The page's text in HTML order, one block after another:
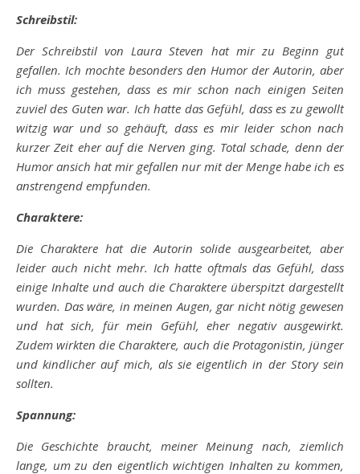
Schreibstil:
Der Schreibstil von Laura Steven hat mir zu Beginn gut
gefallen. Ich mochte besonders den Humor der Autorin, aber
ich muss gestehen, dass es mir schon nach einigen Seiten
zuviel des Guten war. Ich hatte das Gefühl, dass es zu gewollt
witzig war und so gehäuft, dass es mir leider schon nach
kurzer Zeit eher auf die Nerven ging. Total schade, denn der
Humor ansich hat mir gefallen nur mit der Menge habe ich es
anstrengend empfunden.
Charaktere:
Die Charaktere hat die Autorin solide ausgearbeitet, aber
leider auch nicht mehr. Ich hatte oftmals das Gefühl, dass
einige Inhalte und auch die Charaktere überspitzt dargestellt
wurden. Das wäre, in meinen Augen, gar nicht nötig gewesen
und hat sich, für mein Gefühl, eher negativ ausgewirkt.
Zudem wirkten die Charaktere, auch die Protagonistin, jünger
und kindlicher auf mich, als sie eigentlich in der Story sein
sollten.
Spannung:
Die Geschichte braucht, meiner Meinung nach, ziemlich
lange, um zu den eigentlich wichtigen Inhalten zu kommen,